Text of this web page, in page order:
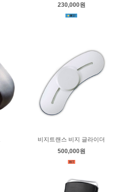
230,000원
비지트랜스 비지 글라이더
500,000원